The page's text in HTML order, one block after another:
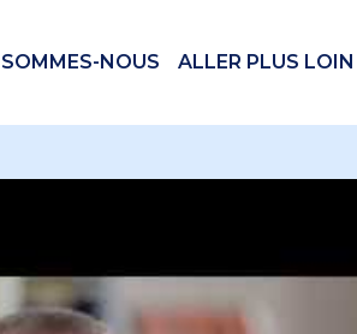
NOUS ALLER PLUS LOIN